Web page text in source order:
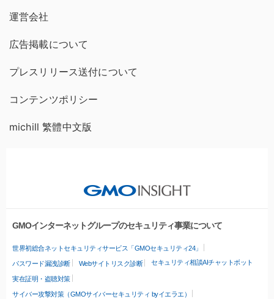
運営会社
広告掲載について
プレスリリース送付について
コンテンツポリシー
michill 繁體中文版
GMOインターネットグループのセキュリティ事業について
世界初総合ネットセキュリティサービス「GMOセキュリティ24」
パスワード漏洩診断 Webサイトリスク診断 セキュリティ相談AIチャットボット
実在証明・盗聴対策
サイバー攻撃対策（GMOサイバーセキュリティ byイエラエ）